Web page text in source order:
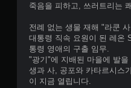
죽음을 피하고, 쓰러트리는
전례 없는 생물 재해 "라쿤
대통령 직속 요원이 된 레온
통령 영애의 구출 임무.
"광기"에 지배된 마을에 발을
생과 사, 공포와 카타르시스
이 지금 열립니다.